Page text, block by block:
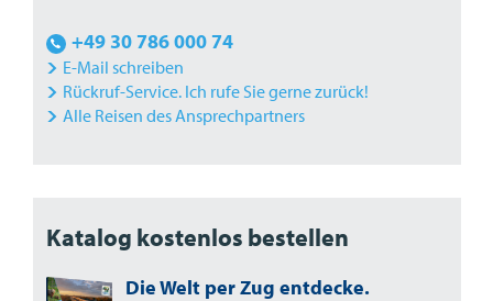
+49 30 786 000 74
E-Mail schreiben
Rückruf-Service. Ich rufe Sie gerne zurück!
Alle Reisen des Ansprechpartners
Katalog kostenlos bestellen
Die Welt per Zug entdecke.